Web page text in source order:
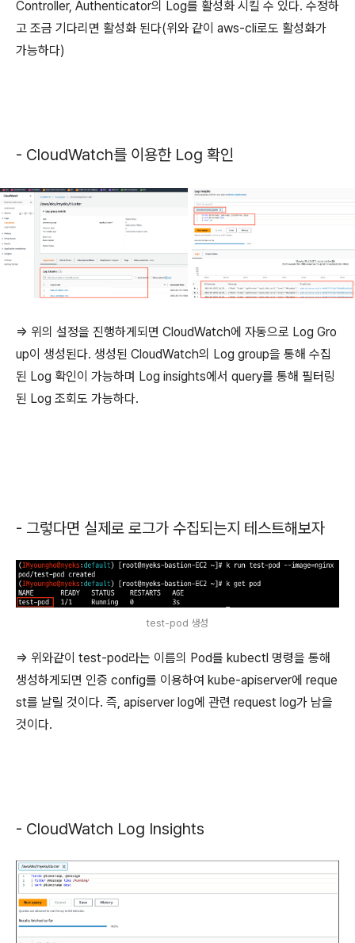
Controller, Authenticator의 Log를 활성화 시킬 수 있다. 수정하
고 조금 기다리면 활성화 된다(위와 같이 aws-cli로도 활성화가
가능하다)
- CloudWatch를 이용한 Log 확인
=> 위의 설정을 진행하게되면 CloudWatch에 자동으로 Log Gro
up이 생성된다. 생성된 CloudWatch의 Log group을 통해 수집
된 Log 확인이 가능하며 Log insights에서 query를 통해 필터링
된 Log 조회도 가능하다.
- 그렇다면 실제로 로그가 수집되는지 테스트해보자
test-pod 생성
=> 위와같이 test-pod라는 이름의 Pod를 kubectl 명령을 통해
생성하게되면 인증 config를 이용하여 kube-apiserver에 reque
st를 날릴 것이다. 즉, apiserver log에 관련 request log가 남을
것이다.
- CloudWatch Log Insights